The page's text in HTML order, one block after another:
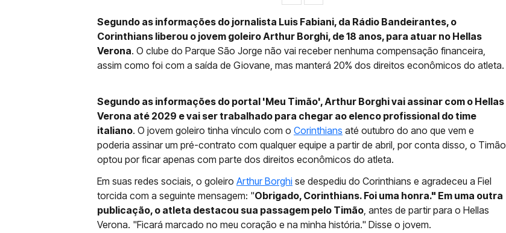
Segundo as informações do jornalista Luis Fabiani, da Rádio Bandeirantes, o
Corinthians liberou o jovem goleiro Arthur Borghi, de 18 anos, para atuar no Hellas
Verona. O clube do Parque São Jorge não vai receber nenhuma compensação financeira,
assim como foi com a saída de Giovane, mas manterá 20% dos direitos econômicos do atleta.
Segundo as informações do portal 'Meu Timão', Arthur Borghi vai assinar com o Hellas
Verona até 2029 e vai ser trabalhado para chegar ao elenco profissional do time
italiano. O jovem goleiro tinha vínculo com o Corinthians até outubro do ano que vem e
poderia assinar um pré-contrato com qualquer equipe a partir de abril, por conta disso, o Timão
optou por ficar apenas com parte dos direitos econômicos do atleta.
Em suas redes sociais, o goleiro Arthur Borghi se despediu do Corinthians e agradeceu a Fiel
torcida com a seguinte mensagem: "Obrigado, Corinthians. Foi uma honra." Em uma outra
publicação, o atleta destacou sua passagem pelo Timão, antes de partir para o Hellas
Verona. "Ficará marcado no meu coração e na minha história." Disse o jovem.